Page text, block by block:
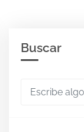
Buscar
Escribe algo